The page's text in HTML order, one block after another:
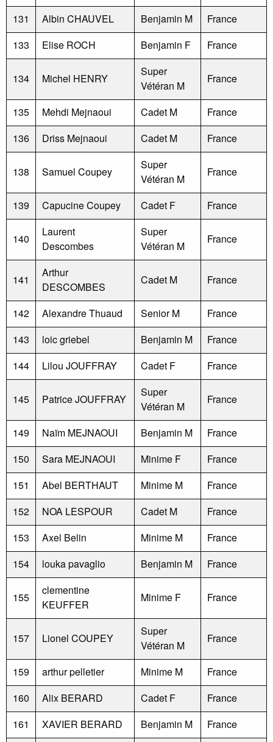
131
Albin CHAUVEL Benjamin M
France
133
Elise ROCH Benjamin F France
134 Michel HENRY
Super
Vétéran M
France
135 Mehdi Mejnaoui Cadet M
France
136
Driss Mejnaoui Cadet M France
138 Samuel Coupey
Super
Vétéran M
France
139 Capucine Coupey Cadet F France
140
Laurent
Descombes
Super
Vétéran M
France
141
Arthur
DESCOMBES
Cadet M France
142 Alexandre Thuaud Senior M
France
143
loic griebel Benjamin M
France
144
Lilou JOUFFRAY Cadet F France
145 Patrice JOUFFRAY
Super
Vétéran M
France
149 Naïm MEJNAOUI Benjamin M
France
150
Sara MEJNAOUI Minime F
France
151
Abel BERTHAUT Minime M
France
152
NOA LESPOUR Cadet M
France
153
Axel Belin Minime M
France
154
louka pavaglio Benjamin M France
155
clementine
KEUFFER
Minime F France
157 Lionel COUPEY
Super
Vétéran M
France
159 arthur pelletier Minime M
France
160
Alix BERARD Cadet F
France
161
XAVIER BERARD Benjamin M France